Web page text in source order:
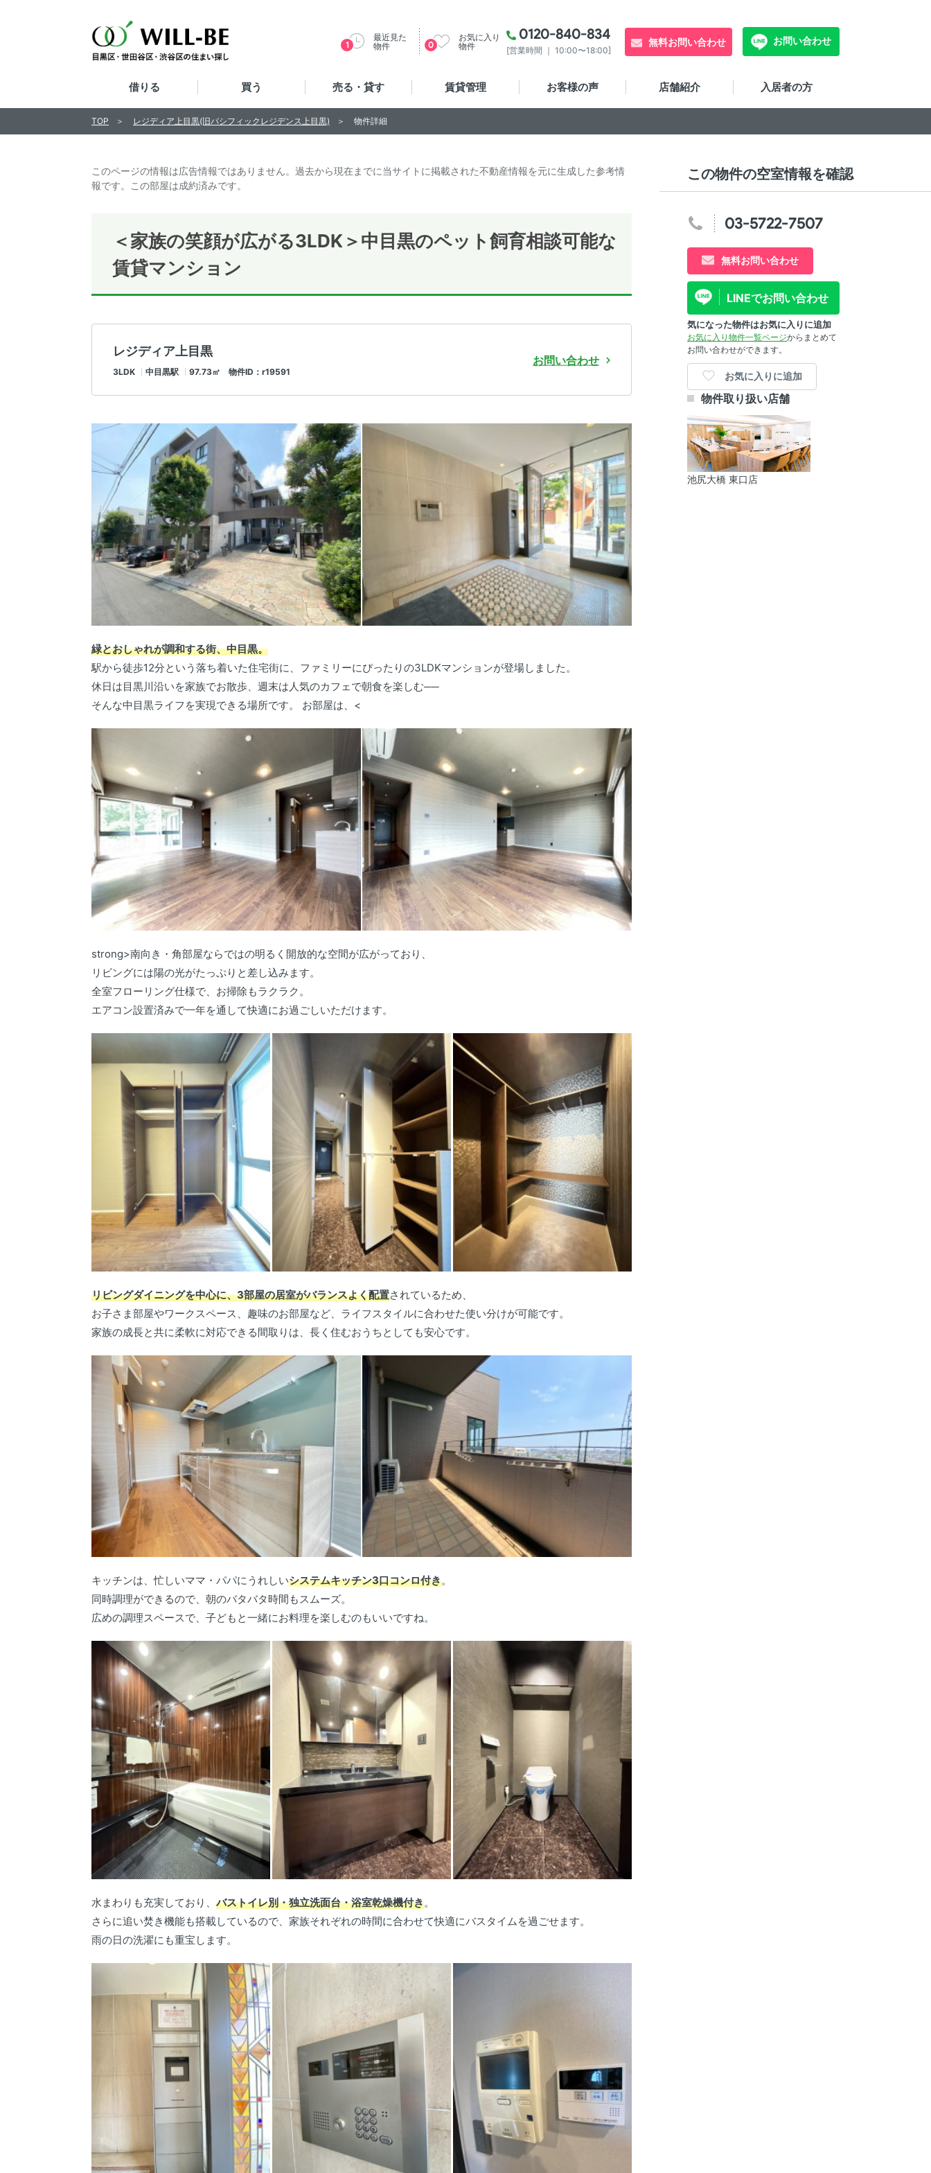
0120-840-834
[営業時間 ｜ 10:00〜18:00]
無料お問い合わせ お問い合わせ
最近見た
物件
1
お気に入り
物件
0
借りる 買う 売る・貸す 賃貸管理 お客様の声 店舗紹介 入居者の方
このページの情報は広告情報ではありません。過去から現在までに当サイトに掲載された不動産情報を元に生成した参考情
報です。この部屋は成約済みです。
＜家族の笑顔が広がる3LDK＞中目黒のペット飼育相談可能な
賃貸マンション
レジディア上目黒
3LDK 中目黒駅 97.73㎡ 物件ID：r19591
お問い合わせ
緑とおしゃれが調和する街、中目黒。
駅から徒歩12分という落ち着いた住宅街に、ファミリーにぴったりの3LDKマンションが登場しました。
休日は目黒川沿いを家族でお散歩、週末は人気のカフェで朝食を楽しむ──
そんな中目黒ライフを実現できる場所です。 お部屋は、<
strong>南向き・角部屋ならではの明るく開放的な空間が広がっており、
リビングには陽の光がたっぷりと差し込みます。
全室フローリング仕様で、お掃除もラクラク。
エアコン設置済みで一年を通して快適にお過ごしいただけます。
リビングダイニングを中心に、3部屋の居室がバランスよく配置されているため、
お子さま部屋やワークスペース、趣味のお部屋など、ライフスタイルに合わせた使い分けが可能です。
家族の成長と共に柔軟に対応できる間取りは、長く住むおうちとしても安心です。
キッチンは、忙しいママ・パパにうれしいシステムキッチン3口コンロ付き。
同時調理ができるので、朝のバタバタ時間もスムーズ。
広めの調理スペースで、子どもと一緒にお料理を楽しむのもいいですね。
水まわりも充実しており、 バストイレ別・独立洗面台・浴室乾燥機付き。
さらに追い焚き機能も搭載しているので、家族それぞれの時間に合わせて快適にバスタイムを過ごせます。
雨の日の洗濯にも重宝します。
この物件の空室情報を確認
03-5722-7507
無料お問い合わせ
LINEでお問い合わせ
気になった物件はお気に入りに追加
お気に入り物件一覧ページからまとめて
お問い合わせができます。
お気に入りに追加
物件取り扱い店舗
池尻大橋 東口店
TOP レジディア上目黒(旧パシフィックレジデンス上目黒) 物件詳細